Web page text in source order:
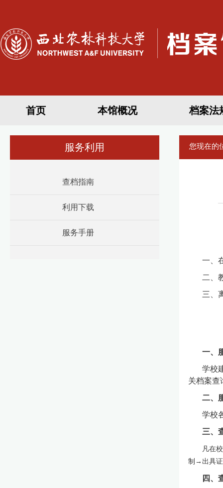
首页 本馆概况 档案法
服务利用
查档指南
利用下载
服务手册
您现在的
一、
二、
三、
一、
学校
关档案查
二、
学校
三、
凡在
制→出具
四、